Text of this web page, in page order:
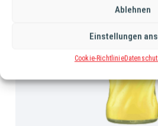
Ablehnen
Einstellungen
Cookie-Richtlinie